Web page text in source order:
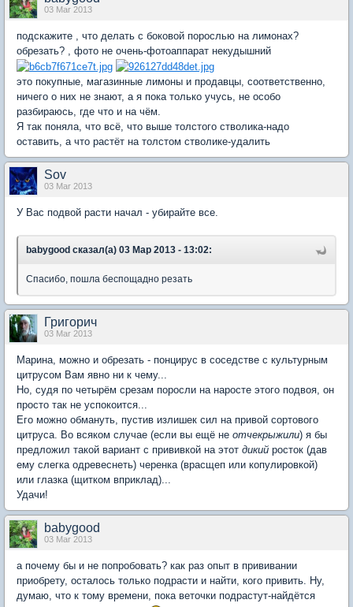
03 Mar 2013
подскажите , что делать с боковой порослью на лимонах?
обрезать? , фото не очень-фотоаппарат некудышний
это покупные, магазинные лимоны и продавцы, соответственно,
ничего о них не знают, а я пока только учусь, не особо
разбираюсь, где что и на чём.
Я так поняла, что всё, что выше толстого стволика-надо
оставить, а что растёт на толстом стволике-удалить
Sov
03 Mar 2013
У Вас подвой расти начал - убирайте все.
babygood сказал(а) 03 Мар 2013 - 13:02:
Спасибо, пошла беспощадно резать
Григорич
03 Mar 2013
Марина, можно и обрезать - понцирус в соседстве с культурным
цитрусом Вам явно ни к чему...
Но, судя по четырём срезам поросли на наросте этого подвоя, он
просто так не успокоится...
Его можно обмануть, пустив излишек сил на привой сортового
цитруса. Во всяком случае (если вы ещё не отчекрыжили) я бы
предложил такой вариант с прививкой на этот дикий росток (дав
ему слегка одревеснеть) черенка (врасщеп или копулировкой)
или глазка (щитком вприклад)...
Удачи!
babygood
03 Mar 2013
а почему бы и не попробовать? как раз опыт в прививании
приобрету, осталось только подрасти и найти, кого привить. Ну,
думаю, что к тому времени, пока веточки подрастут-найдётся